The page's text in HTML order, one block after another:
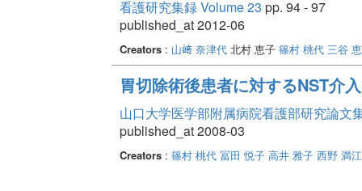
看護研究集録 Volume 23 pp. 94 - 97
published_at 2012-06
Creators: 山﨑 奈津代北村 恵子 篠村 桃代 三谷
胃切除術後患者に対するNST介
山口大学医学部附属病院看護部研究論文
published_at 2008-03
Creators: 篠村 桃代 冨田 悦子 高井 雅子 西野 満江